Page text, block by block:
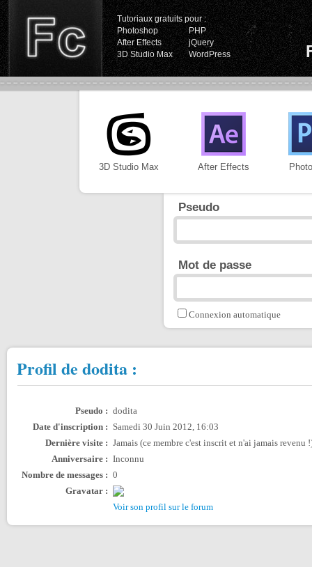
Tutoriaux gratuits pour :
Photoshop
PHP
After Effects
jQuery
3D Studio Max
WordPress
3D Studio Max After Effects
Pseudo
Mot de passe
Connexion automatique
Profil de dodita :
Pseudo : dodita
Date d'inscription : Samedi 30 Juin 2012, 16:03
Dernière visite : Jamais (ce membre c'est inscrit et n'ai jamais revenu
Anniversaire : Inconnu
Nombre de messages : 0
Gravatar :
Voir son profil sur le forum